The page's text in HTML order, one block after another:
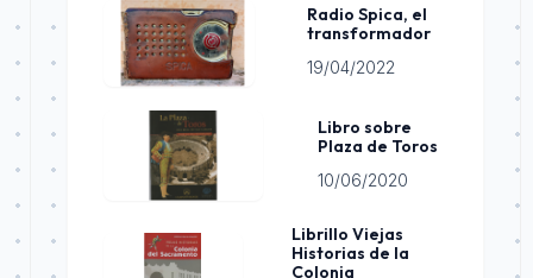
Radio Spica, el
transformador
19/04/2022
Libro sobre
Plaza de Toros
10/06/2020
Librillo Viejas
Historias de la
Colonia